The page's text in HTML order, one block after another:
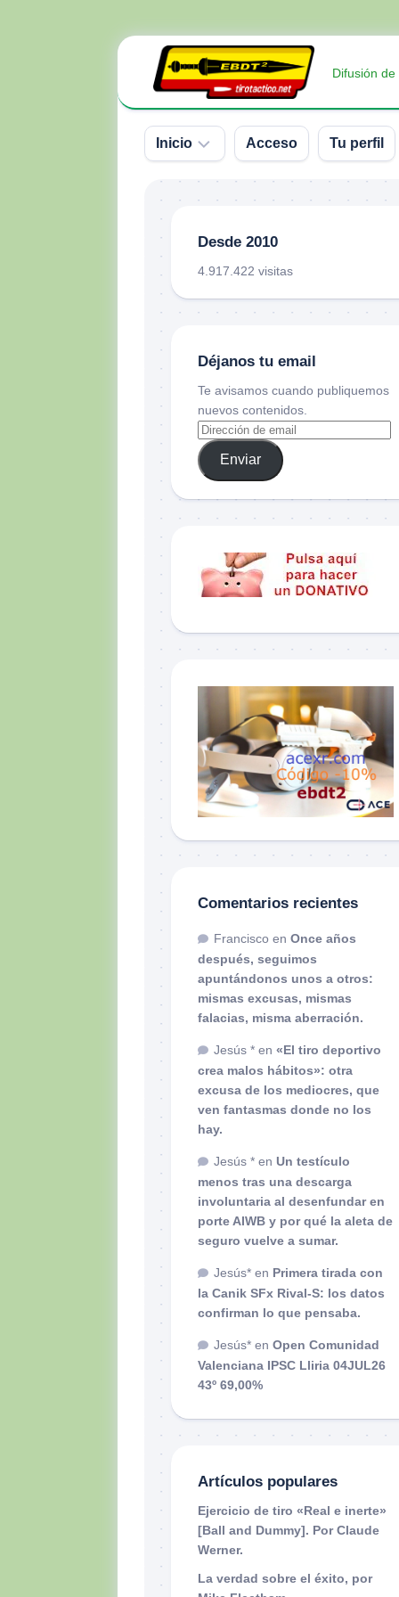
Difusión
Inicio
Donativos
Acceso Tu perfil
Desde 2010
4.917.422 visitas
Déjanos tu email
Te avisamos cuando publiquemos
nuevos contenidos.
Enviar
Comentarios recientes
Francisco en Once años
después, seguimos
apuntándonos unos a otros:
mismas excusas, mismas
falacias, misma aberración.
Jesús * en «El tiro deportivo
crea malos hábitos»: otra
excusa de los mediocres, que
ven fantasmas donde no los
hay.
Jesús * en Un testículo
menos tras una descarga
involuntaria al desenfundar en
porte AIWB y por qué la aleta de
seguro vuelve a sumar.
Jesús* en Primera tirada con
la Canik SFx Rival-S: los datos
confirman lo que pensaba.
Jesús* en Open Comunidad
Valenciana IPSC Lliria 04JUL26
43º 69,00%
Artículos populares
Ejercicio de tiro «Real e inerte»
[Ball and Dummy]. Por Claude
Werner.
La verdad sobre el éxito, por